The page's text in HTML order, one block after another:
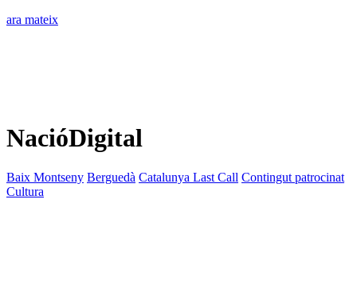
ara mateix
NacióDigital
Baix Montseny Berguedà Catalunya Last Call Contingut patrocinat
Cultura